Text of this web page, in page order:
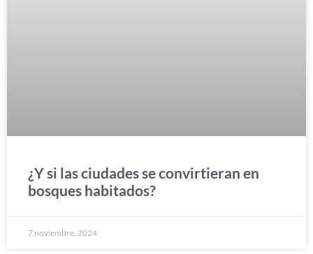
¿Y si las ciudades se convirtieran en
bosques habitados?
7 noviembre, 2024